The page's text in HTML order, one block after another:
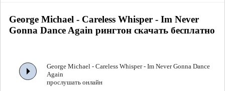
George Michael - Careless Whisper - Im Never
Gonna Dance Again рингтон скачать бесплатно
George Michael - Careless Whisper - Im Never Gonna Dance
Again
прослушать онлайн